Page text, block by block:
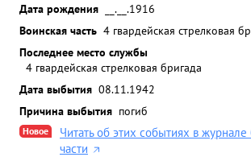
Дата рождения
__.__.1916
Воинская часть 4 гвардейская стрелковая
Последнее место службы
4 гвардейская стрелковая бригада
Дата выбытия 08.11.1942
Причина выбытия погиб
Новое
Читать об этих событиях в
части